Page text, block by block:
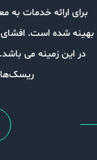
خدمات به معامله
است. افشای ریسک:
می باشد.
ریسک‌های